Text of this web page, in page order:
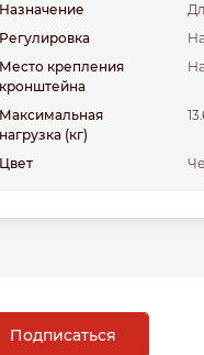
Назначение
Регулировка
Место крепления
кронштейна
Максимальная
нагрузка (кг)
Цвет